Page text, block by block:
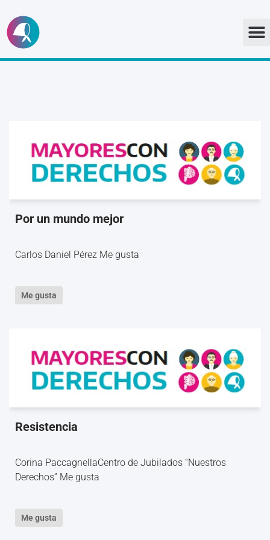
Ir
al
Por un mundo mejor
Carlos Daniel Pérez Me gusta
Me gusta
Resistencia
Corina PaccagnellaCentro de Jubilados “Nuestros
Derechos” Me gusta
Me gusta